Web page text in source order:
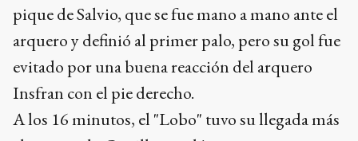
pique de Salvio, que se fue mano a mano ante el
arquero y definió al primer palo, pero su gol fue
evitado por una buena reacción del arquero
Insfran con el pie derecho.
A los 16 minutos, el "Lobo" tuvo su llegada más